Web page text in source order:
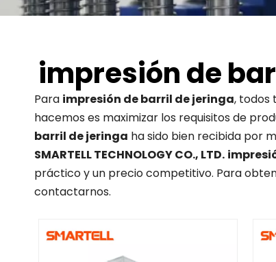
impresión de
Para impresión de barril de jeringa, todos
hacemos es maximizar los requisitos de
barril de jeringa ha sido bien recibida por
SMARTELL TECHNOLOGY CO., LTD.
práctico y un precio competitivo. Para
contactarnos.